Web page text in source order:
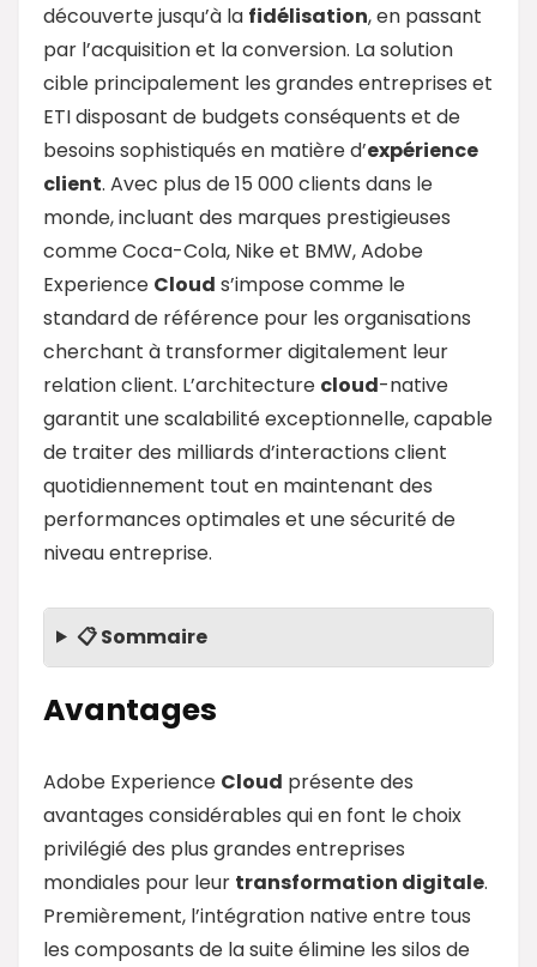
découverte jusqu’à la fidélisation, en passant
par l’acquisition et la conversion. La solution
cible principalement les grandes entreprises et
ETI disposant de budgets conséquents et de
besoins sophistiqués en matière d’expérience
client. Avec plus de 15 000 clients dans le
monde, incluant des marques prestigieuses
comme Coca-Cola, Nike et BMW, Adobe
Experience Cloud s’impose comme le
standard de référence pour les organisations
cherchant à transformer digitalement leur
relation client. L’architecture cloud-native
garantit une scalabilité exceptionnelle, capable
de traiter des milliards d’interactions client
quotidiennement tout en maintenant des
performances optimales et une sécurité de
niveau entreprise.
📋 Sommaire
Avantages
Adobe Experience Cloud présente des
avantages considérables qui en font le choix
privilégié des plus grandes entreprises
mondiales pour leur transformation digitale.
Premièrement, l’intégration native entre tous
les composants de la suite élimine les silos de